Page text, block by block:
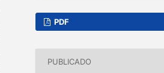
PDF
PUBLICADO